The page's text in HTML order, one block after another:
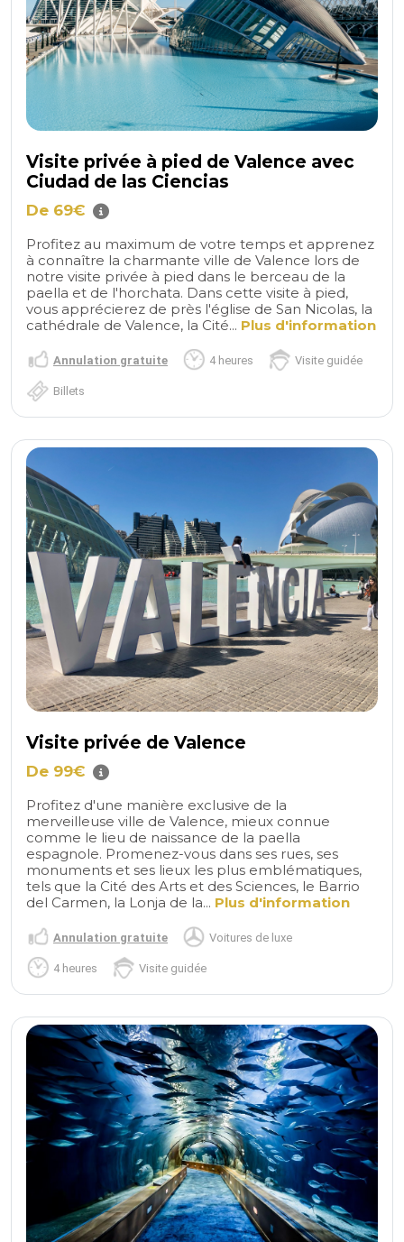
Visite privée à pied de Valence avec
Ciudad de las Ciencias
De 69€
Profitez au maximum de votre temps et apprenez
à connaître la charmante ville de Valence lors de
notre visite privée à pied dans le berceau de la
paella et de l'horchata. Dans cette visite à pied,
vous apprécierez de près l'église de San Nicolas, la
cathédrale de Valence, la Cité... Plus d'information
Annulation gratuite 4 heures Visite guidée
Billets
Visite privée de Valence
De 99€
Profitez d'une manière exclusive de la
merveilleuse ville de Valence, mieux connue
comme le lieu de naissance de la paella
espagnole. Promenez-vous dans ses rues, ses
monuments et ses lieux les plus emblématiques,
tels que la Cité des Arts et des Sciences, le Barrio
del Carmen, la Lonja de la... Plus d'information
Annulation gratuite Voitures de luxe
4 heures Visite guidée